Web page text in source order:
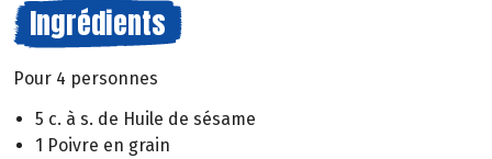
Ingrédients
Pour 4 personnes
5 c. à s. de Huile de sésame
1 Poivre en grain